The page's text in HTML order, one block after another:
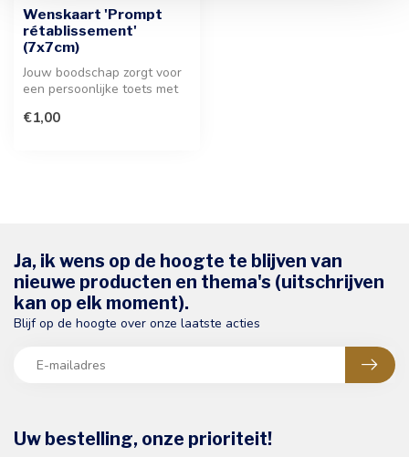
Wenskaart 'Prompt
rétablissement'
(7x7cm)
Jouw boodschap zorgt voor
een persoonlijke toets met
€1,00
Uw bestelling, onze prioriteit!
Ja, ik wens op de hoogte te blijven van
nieuwe producten en thema's (uitschrijven
kan op elk moment).
Blijf op de hoogte over onze laatste acties